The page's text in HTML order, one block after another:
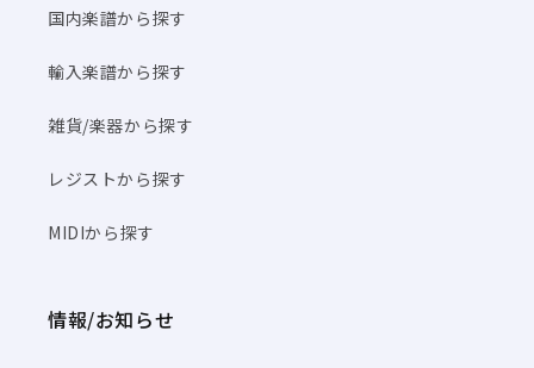
国内楽譜から探す
輸入楽譜から探す
雑貨/楽器から探す
レジストから探す
MIDIから探す
情報/お知らせ